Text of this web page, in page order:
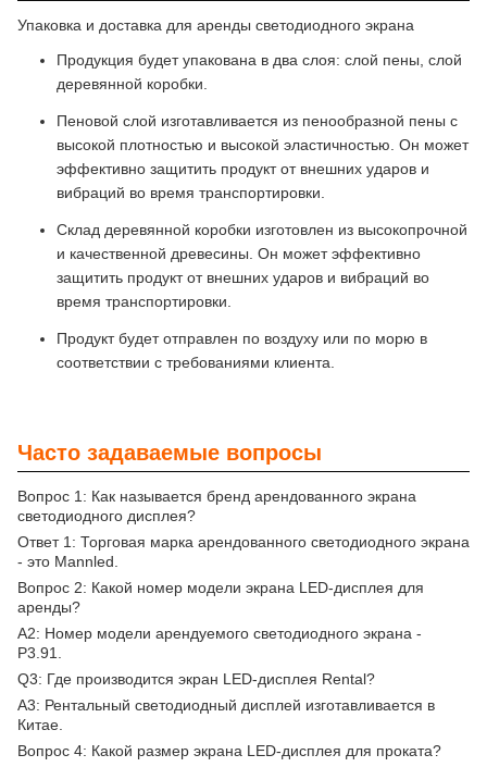
Упаковка и доставка для аренды светодиодного экрана
Продукция будет упакована в два слоя: слой пены, слой
деревянной коробки.
Пеновой слой изготавливается из пенообразной пены с
высокой плотностью и высокой эластичностью. Он может
эффективно защитить продукт от внешних ударов и
вибраций во время транспортировки.
Склад деревянной коробки изготовлен из высокопрочной
и качественной древесины. Он может эффективно
защитить продукт от внешних ударов и вибраций во
время транспортировки.
Продукт будет отправлен по воздуху или по морю в
соответствии с требованиями клиента.
Часто задаваемые вопросы
Вопрос 1: Как называется бренд арендованного экрана
светодиодного дисплея?
Ответ 1: Торговая марка арендованного светодиодного экрана
- это Mannled.
Вопрос 2: Какой номер модели экрана LED-дисплея для
аренды?
A2: Номер модели арендуемого светодиодного экрана -
P3.91.
Q3: Где производится экран LED-дисплея Rental?
A3: Рентальный светодиодный дисплей изготавливается в
Китае.
Вопрос 4: Какой размер экрана LED-дисплея для проката?